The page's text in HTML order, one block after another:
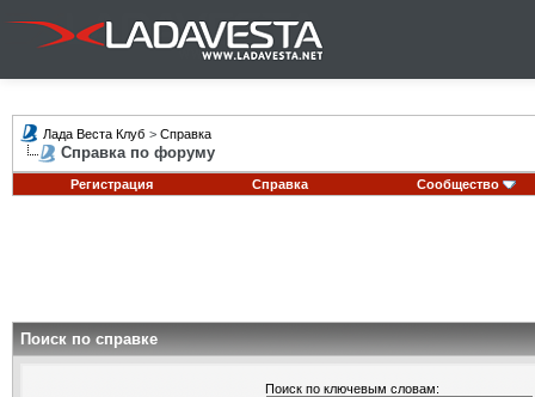
Лада Веста Клуб > Справка
Справка по форуму
Регистрация Справка Сообщество
Поиск по справке
Поиск по ключевым словам: